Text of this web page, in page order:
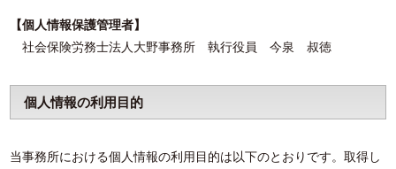
【個人情報保護管理者】
社会保険労務士法人大野事務所 執行役員 今泉 叔徳
個人情報の利用目的
当事務所における個人情報の利用目的は以下のとおりです。取得し